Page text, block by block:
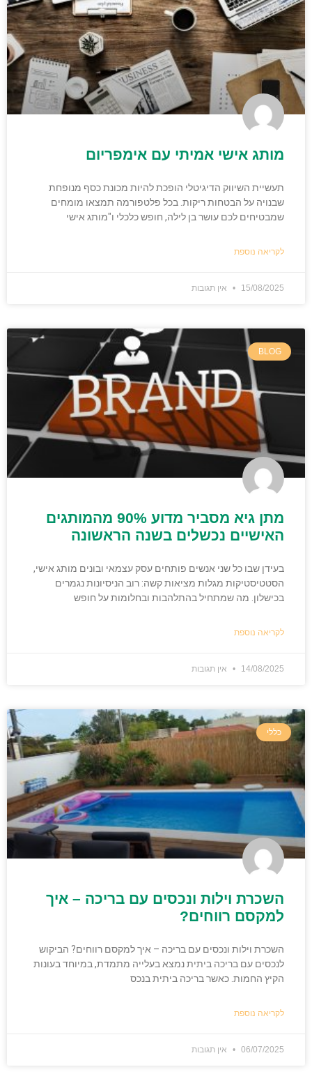
מותג אישי אמיתי עם אימפריום
תעשיית השיווק הדיגיטלי הופכת להיות מכונת כסף מנופחת
שבנויה על הבטחות ריקות. בכל פלטפורמה תמצאו מומחים
שמבטיחים לכם עושר בן לילה, חופש כלכלי ו"מותג אישי
לקריאה נוספת
15/08/2025 אין תגובות
BLOG
מתן גיא מסביר מדוע 90% מהמותגים
האישיים נכשלים בשנה הראשונה
בעידן שבו כל שני אנשים פותחים עסק עצמאי ובונים מותג אישי,
הסטטיסטיקות מגלות מציאות קשה: רוב הניסיונות נגמרים
בכישלון. מה שמתחיל בהתלהבות ובחלומות על חופש
לקריאה נוספת
14/08/2025 אין תגובות
כללי
השכרת וילות ונכסים עם בריכה – איך
למקסם רווחים?
השכרת וילות ונכסים עם בריכה – איך למקסם רווחים? הביקוש
לנכסים עם בריכה ביתית נמצא בעלייה מתמדת, במיוחד בעונות
הקיץ החמות. כאשר בריכה ביתית בנכס
לקריאה נוספת
06/07/2025 אין תגובות